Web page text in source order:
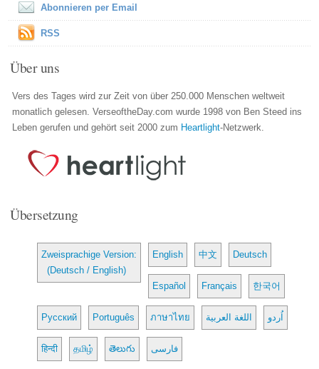
Abonnieren per Email
RSS
Über uns
Vers des Tages wird zur Zeit von über 250.000 Menschen weltweit
monatlich gelesen. VerseoftheDay.com wurde 1998 von Ben Steed ins
Leben gerufen und gehört seit 2000 zum Heartlight-Netzwerk.
Übersetzung
Zweisprachige Version:
(Deutsch / English)
English 中文 Deutsch
Español Français 한국어
Русский Português ภาษาไทย اللغة العربية اُردو
हिन्दी தமிழ் తెలుగు فارسی